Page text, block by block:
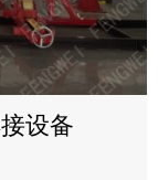
设备